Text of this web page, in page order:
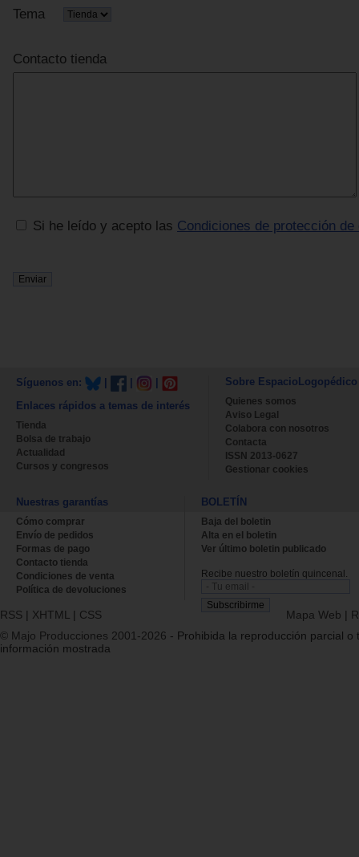
Tema
Contacto tienda
Si he leído y acepto las Condiciones de protección de
Síguenos en:
Enlaces rápidos a temas de interés
Tienda
Bolsa de trabajo
Actualidad
Cursos y congresos
Sobre EspacioLogopédico
Quienes somos
Aviso Legal
Colabora con nosotros
Contacta
ISSN 2013-0627
Gestionar cookies
Nuestras garantías
Cómo comprar
Envío de pedidos
Formas de pago
Contacto tienda
Condiciones de venta
Política de devoluciones
BOLETÍN
Baja del boletin
Alta en el boletin
Ver último boletin publicado
Recibe nuestro boletín quincenal.
RSS | XHTML | CSS Mapa Web |
© Majo Producciones 2001-2026 - Prohibida la reproducción parcial o
información mostrada